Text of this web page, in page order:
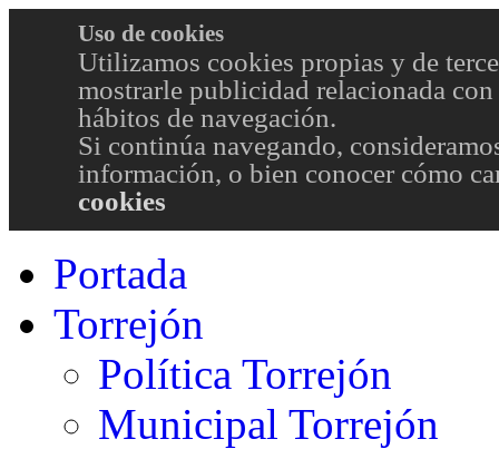
Uso de cookies
Utilizamos cookies propias y de
mostrarle publicidad relacionada
hábitos de navegación.
Si continúa navegando,
información, o bien conocer cómo
cookies
Portada
Torrejón
Política Torrejón
Municipal Torrejón